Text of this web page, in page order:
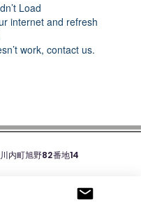
Load
internet and refresh
work, contact us.
内町旭野82番地14
8135